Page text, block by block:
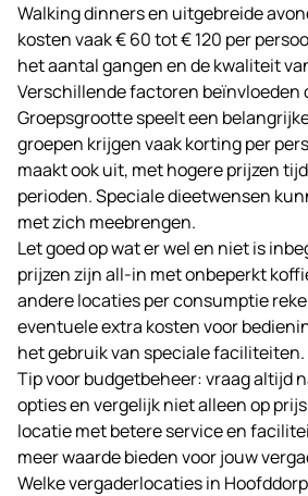
Walking dinners en uitgebreide
kosten vaak € 60 tot € 120 per
het aantal gangen en de kwaliteit
Verschillende factoren beïnvloeden
Groepsgrootte speelt een
groepen krijgen vaak korting per
maakt ook uit, met hogere prijzen
perioden. Speciale dieetwensen
met zich meebrengen.
Let goed op wat er wel en niet is
prijzen zijn all-in met onbeperkt
andere locaties per consumptie
eventuele extra kosten voor
het gebruik van speciale faciliteiten.
Tip voor budgetbeheer: vraag altijd
opties en vergelijk niet alleen op
locatie met betere service en
meer waarde bieden voor jouw
Welke vergaderlocaties in